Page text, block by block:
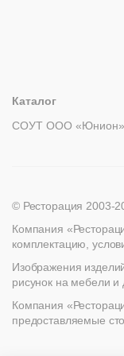
Каталог PDF
Каталог
СОУТ ООО «Юнион»
© Ресторация 2003-
Компания
комплектацию,
Изображения
рисунок на мебели и
Компания
предоставляемые